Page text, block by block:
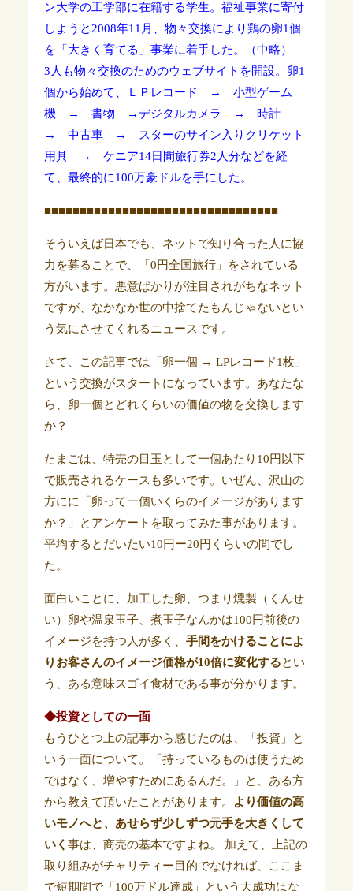
ン大学の工学部に在籍する学生。福祉事業に寄付
しようと2008年11月、物々交換により鶏の卵1個
を「大きく育てる」事業に着手した。（中略）
3人も物々交換のためのウェブサイトを開設。卵1
個から始めて、ＬＰレコード → 小型ゲーム
機 → 書物 →デジタルカメラ → 時計
→ 中古車 → スターのサイン入りクリケット
用具 → ケニア14日間旅行券2人分などを経
て、最終的に100万豪ドルを手にした。
■■■■■■■■■■■■■■■■■■■■■■■■■■■■■■■■■
そういえば日本でも、ネットで知り合った人に協
力を募ることで、「0円全国旅行」をされている
方がいます。悪意ばかりが注目されがちなネット
ですが、なかなか世の中捨てたもんじゃないとい
う気にさせてくれるニュースです。
さて、この記事では「卵一個 → LPレコード1枚」
という交換がスタートになっています。あなたな
ら、卵一個とどれくらいの価値の物を交換します
か？
たまごは、特売の目玉として一個あたり10円以下
で販売されるケースも多いです。いぜん、沢山の
方にに「卵って一個いくらのイメージがあります
か？」とアンケートを取ってみた事があります。
平均するとだいたい10円ー20円くらいの間でし
た。
面白いことに、加工した卵、つまり燻製（くんせ
い）卵や温泉玉子、煮玉子なんかは100円前後の
イメージを持つ人が多く、 手間をかけることによ
りお客さんのイメージ価格が10倍に変化するとい
う、ある意味スゴイ食材である事が分かります。
◆投資としての一面
もうひとつ上の記事から感じたのは、「投資」と
いう一面について。「持っているものは使うため
ではなく、増やすためにあるんだ。」と、ある方
から教えて頂いたことがあります。
より価値の高
いモノへと、あせらず少しずつ元手を大きくして
いく 事は、商売の基本ですよね。 加えて、上記の
取り組みがチャリティー目的でなければ、ここま
で短期間で「100万ドル達成」という大成功はな